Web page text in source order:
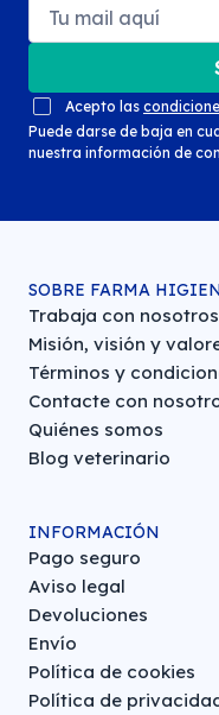
Acepto las
Puede darse de baja en
nuestra información de
SOBRE FARMA
Trabaja con nosotros
Misión, visión y
Términos y
Contacte con
Quiénes somos
Blog veterinario
INFORMACIÓN
Pago seguro
Aviso legal
Devoluciones
Envío
Política de cookies
Política de